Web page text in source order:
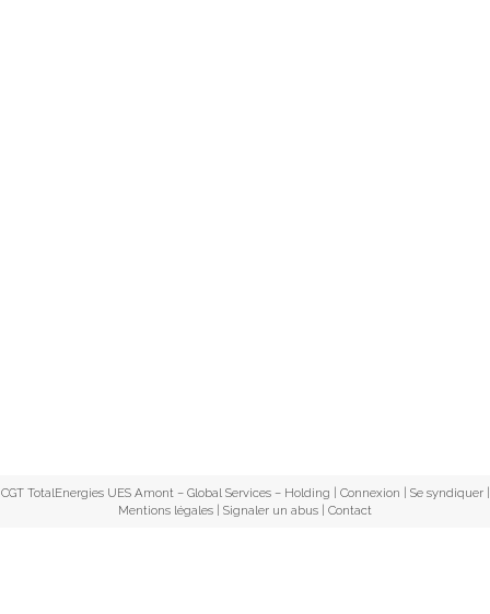
CGT TotalEnergies UES Amont – Global Services – Holding | Connexion Se syndiquer|
Mentions légales
Signaler un abus Contact